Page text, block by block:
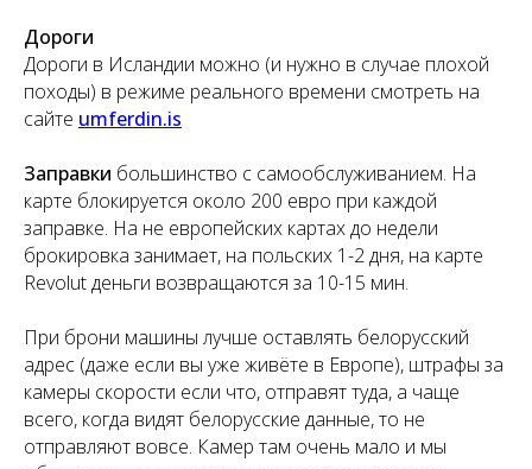
Дороги
Дороги в Исландии можно (и нужно в случае плохой
походы) в режиме реального времени смотреть на
сайте umferdin.is
Заправки большинство с самообслуживанием. На
карте блокируется около 200 евро при каждой
заправке. На не европейских картах до недели
брокировка занимает, на польских 1-2 дня, на карте
Revolut деньги возвращаются за 10-15 мин.
При брони машины лучше оставлять белорусский
адрес (даже если вы уже живёте в Европе), штрафы за
камеры скорости если что, отправят туда, а чаще
всего, когда видят белорусские данные, то не
отправляют вовсе. Камер там очень мало и мы